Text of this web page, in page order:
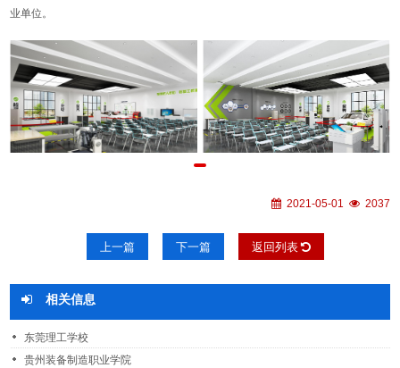
业单位。
2021-05-01 2037
上一篇 下一篇 返回列表
相关信息
东莞理工学校
贵州装备制造职业学院